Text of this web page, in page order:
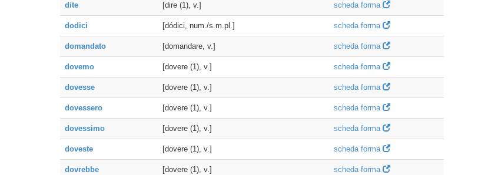
dite [dire (1), v.] scheda forma
dodici [dódici, num./s.m.pl.] scheda forma
domandato [domandare, v.] scheda forma
dovemo [dovere (1), v.] scheda forma
dovesse [dovere (1), v.] scheda forma
dovessero [dovere (1), v.] scheda forma
dovessimo [dovere (1), v.] scheda forma
doveste [dovere (1), v.] scheda forma
dovrebbe [dovere (1), v.] scheda forma